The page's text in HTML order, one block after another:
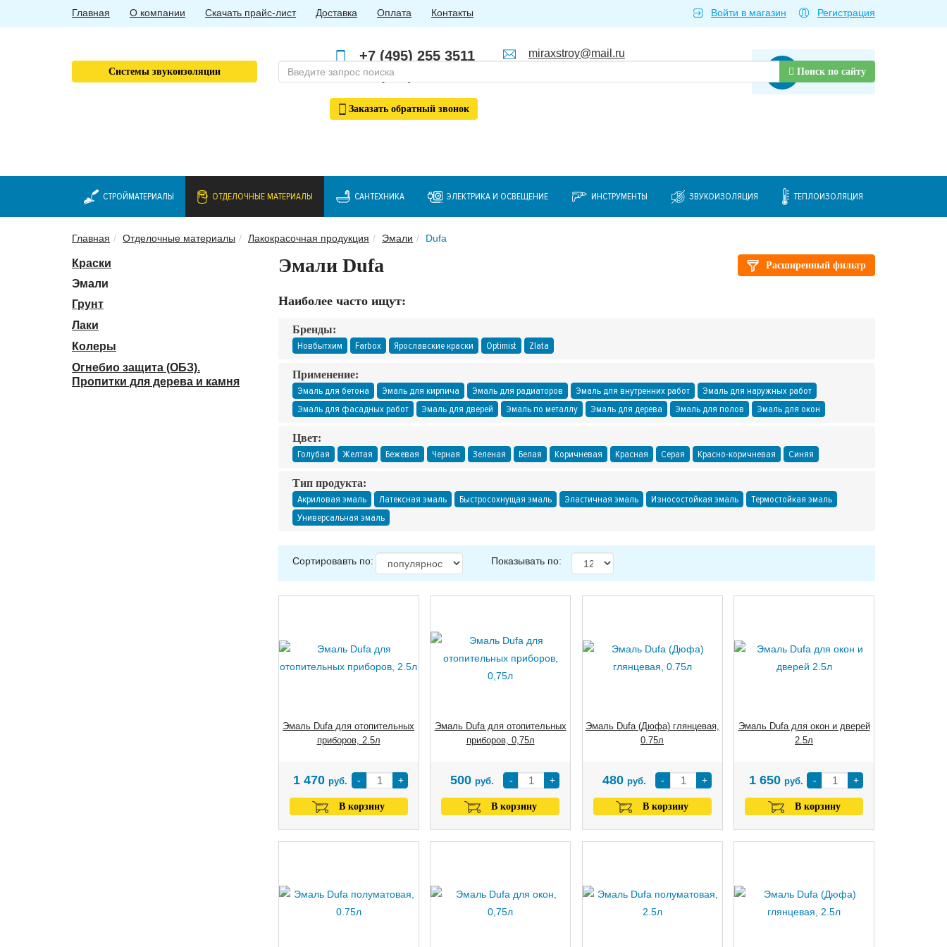
СТРОЙМАТЕРИАЛЫ ОТДЕЛОЧНЫЕ МАТЕРИАЛЫ САНТЕХНИКА ЭЛЕКТРИКА И ОСВЕЩЕНИЕ ИНСТРУМЕНТЫ ЗВУКОИЗОЛЯЦИЯ ТЕПЛОИЗОЛЯЦИЯ
Главная О компании Скачать прайс-лист Доставка Оплата Контакты Войти в магазин Регистрация
Товаров нет
+7 (495) 255 3511
+7 (985) 762 4123
Заказать обратный звонок
miraxstroy@mail.ru
Системы звукоизоляции Поиск по сайту
Главная Отделочные материалы Лакокрасочная продукция Эмали Dufa
Краски
Эмали
Грунт
Лаки
Колеры
Огнебио защита (ОБЗ).
Пропитки для дерева и камня
Расширенный фильтр
Эмали Dufa
Наиболее часто ищут:
Бренды:
Новбытхим
Farbox Ярославские краски Optimist Zlata
Применение:
Эмаль для бетона
Эмаль для кирпича Эмаль для радиаторов Эмаль для внутренних работ
Эмаль для наружных работ
Эмаль для фасадных работ
Эмаль для дверей Эмаль по металлу Эмаль для дерева Эмаль для полов Эмаль для окон
Цвет:
Голубая
Желтая Бежевая Черная Зеленая Белая Коричневая Красная Серая Красно-коричневая Синяя
Тип продукта:
Акриловая эмаль
Латексная эмаль Быстросохнущая эмаль Эластичная эмаль Износостойкая эмаль
Термостойкая эмаль
Универсальная эмаль
Сортировавть по: Показывать по:
Эмаль Dufa для отопительных
приборов, 2.5л
- +
1 470 руб.
В корзину
Эмаль Dufa для отопительных
приборов, 0,75л
- +
500 руб.
В корзину
Эмаль Dufa (Дюфа) глянцевая,
0.75л
- +
480 руб.
В корзину
Эмаль Dufa для окон и дверей
2.5л
- +
1 650 руб.
В корзину